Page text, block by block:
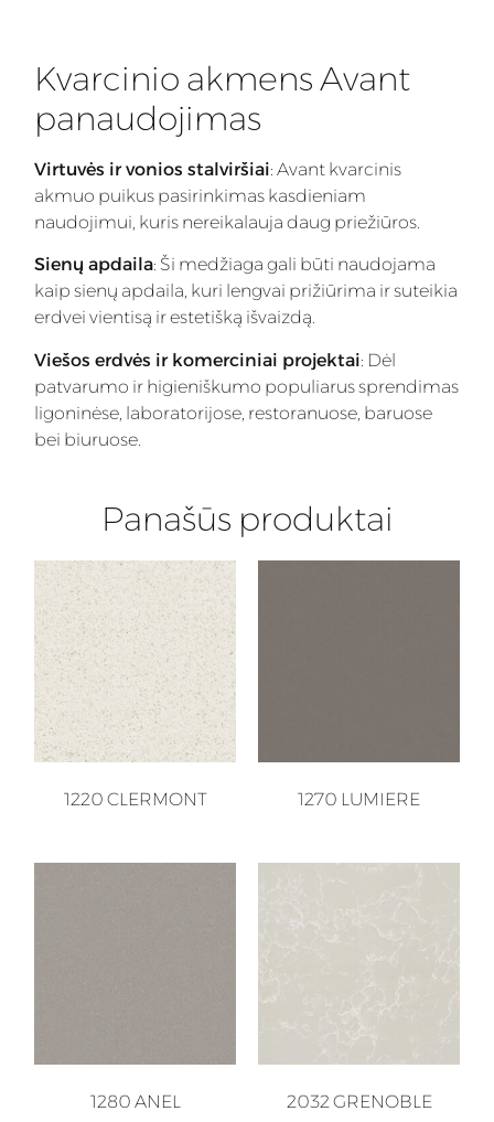
Kvarcinio akmens Avant
panaudojimas
Virtuvės ir vonios stalviršiai: Avant kvarcinis
akmuo puikus pasirinkimas kasdieniam
naudojimui, kuris nereikalauja daug priežiūros.
Sienų apdaila: Ši medžiaga gali būti naudojama
kaip sienų apdaila, kuri lengvai prižiūrima ir suteikia
erdvei vientisą ir estetišką išvaizdą.
Viešos erdvės ir komerciniai projektai: Dėl
patvarumo ir higieniškumo populiarus sprendimas
ligoninėse, laboratorijose, restoranuose, baruose
bei biuruose.
Panašūs produktai
1220 CLERMONT 1270 LUMIERE
1280 ANEL 2032 GRENOBLE